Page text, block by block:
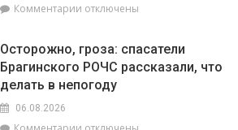
началу
Комментарии к
ставит
рекорды.
На
отключены
Осторожно, гроза: спасатели
Брагинского РОЧС рассказали, что
делать в непогоду
06.08.2026